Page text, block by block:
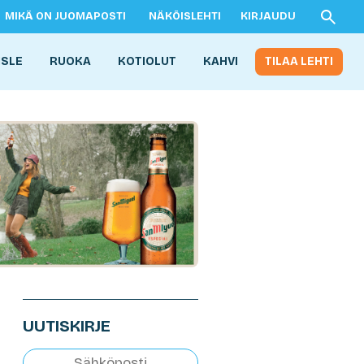
MIKÄ ON JUOMAPOSTI NÄKÖISLEHTI KIRJAUDU
RUOKA KOTIOLUT KAHVI TILAA LEHTI
UUTISKIRJE